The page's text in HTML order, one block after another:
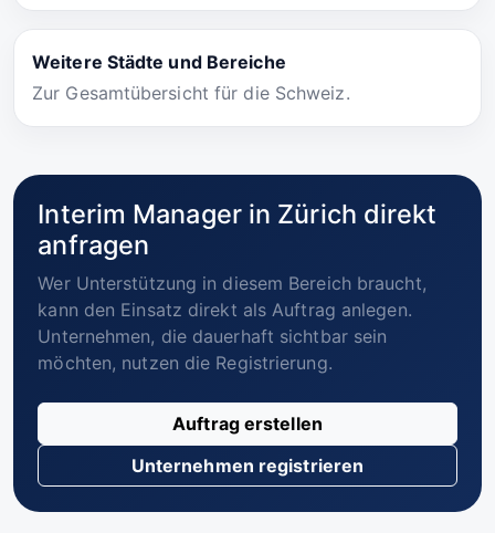
Weitere Städte und Bereiche
Zur Gesamtübersicht für die Schweiz.
Interim Manager in Zürich direkt
anfragen
Wer Unterstützung in diesem Bereich braucht,
kann den Einsatz direkt als Auftrag anlegen.
Unternehmen, die dauerhaft sichtbar sein
möchten, nutzen die Registrierung.
Auftrag erstellen
Unternehmen registrieren